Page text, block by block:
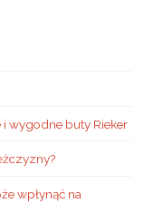
wygodne buty Rieker
wpłynąć na